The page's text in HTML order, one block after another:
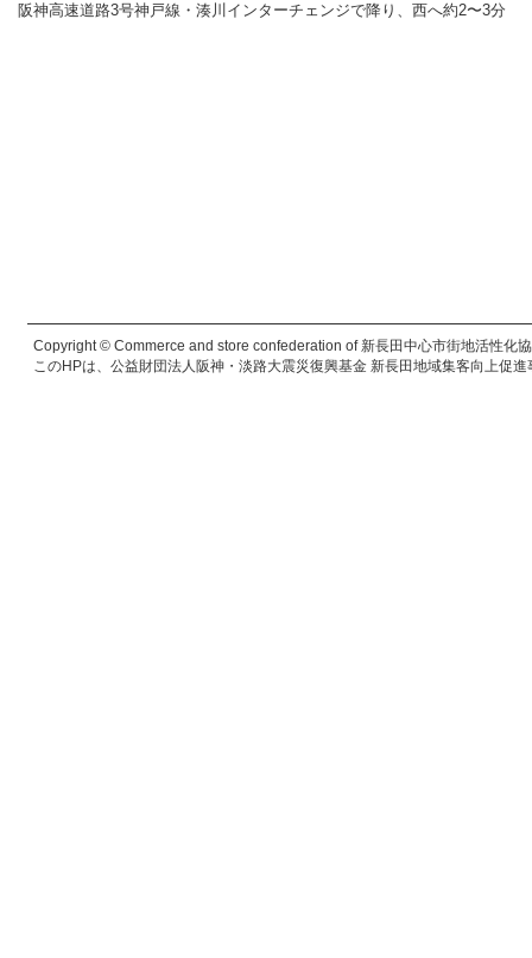
阪神高速道路3号神戸線・湊川インターチェンジで降り、西へ約2〜3分
Copyright © Commerce and store confederation of 新長田中心市街地活性化
このHPは、公益財団法人阪神・淡路大震災復興基金 新長田地域集客向上促